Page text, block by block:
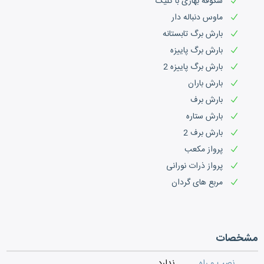
ماوس دنباله دار
بارش برگ تابستانه
بارش برگ پاییزه
بارش برگ پاییزه 2
بارش باران
بارش برف
بارش ستاره
بارش برف 2
پرواز مکعب
پرواز ذرات نورانی
مربع های گردان
مشخصات